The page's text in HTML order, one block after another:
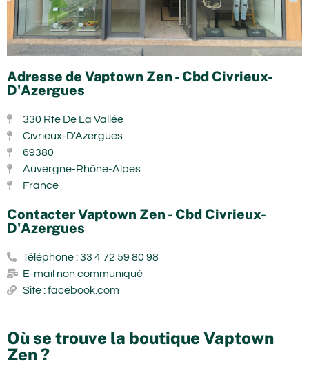
Adresse de Vaptown Zen - Cbd Civrieux-
D'Azergues
330 Rte De La Vallée
Civrieux-D'Azergues
69380
Auvergne-Rhône-Alpes
France
Contacter Vaptown Zen - Cbd Civrieux-
D'Azergues
Téléphone : 33 4 72 59 80 98
E-mail non communiqué
Site : facebook.com
Où se trouve la boutique Vaptown
Zen ?